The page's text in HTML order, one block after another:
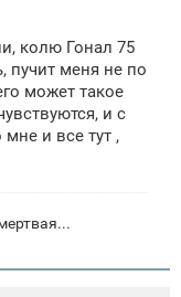
колю Гонал 75
пучит меня не по
может такое
и с
и все тут ,